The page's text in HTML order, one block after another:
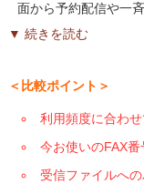
面から予約配信や一
▼ 続きを読む
＜比較ポイント＞
利用頻度に合わ
今お使いのFAX
受信ファイルへ